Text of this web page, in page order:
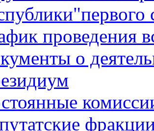
проведения
о